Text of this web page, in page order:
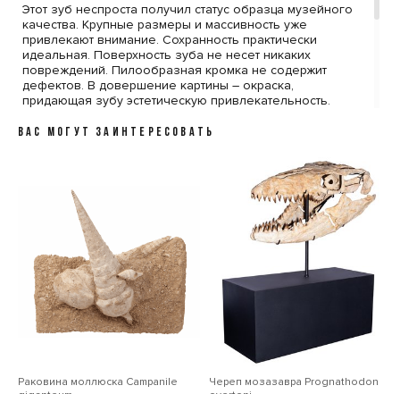
Этот зуб неспроста получил статус образца музейного
качества. Крупные размеры и массивность уже
привлекают внимание. Сохранность практически
идеальная. Поверхность зуба не несет никаких
повреждений. Пилообразная кромка не содержит
дефектов. В довершение картины – окраска,
придающая зубу эстетическую привлекательность.
В стоимость включена стильная черная коробка с
Специальный наполнитель убережет вашу покупку от
повреждений. К коробке прилагается конверт с
сургучной печатью нашего логотипа, внутрь которого
помещен сертификат, подтверждающий подлинность
ВАС МОГУТ ЗАИНТЕРЕСОВАТЬ
Раковина моллюска Сampanile
Череп мозазавра Prognathodon